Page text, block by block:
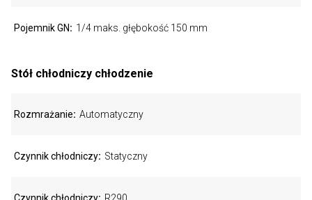
Pojemnik GN 1/4 maks. głębokość 150 mm
Stół chłodniczy chłodzenie
Rozmrażanie Automatyczny
Czynnik chłodniczy Statyczny